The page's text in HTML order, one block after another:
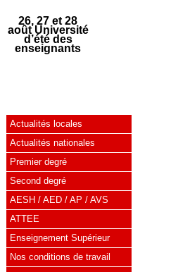
26, 27 et 28
août Université
d’été des
enseignants
Actualités locales
Actualités nationales
Premier degré
Second degré
AESH / AED / AP / AVS
ATTEE
Enseignement Supérieur
Nos conditions de travail